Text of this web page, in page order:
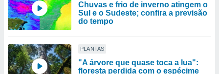
Chuvas e frio de inverno atingem o
Sul e o Sudeste; confira a previsão
do tempo
PLANTAS
"A árvore que quase toca a lua":
floresta perdida com o espécime